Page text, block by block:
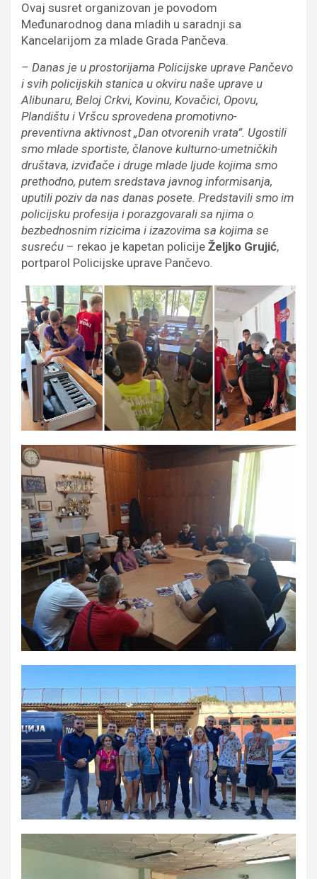
Ovaj susret organizovan je povodom
Međunarodnog dana mladih u saradnji sa
Kancelarijom za mlade Grada Pančeva.
– Danas je u prostorijama Policijske uprave Pančevo
i svih policijskih stanica u okviru naše uprave u
Alibunaru, Beloj Crkvi, Kovinu, Kovačici, Opovu,
Plandištu i Vršcu sprovedena promotivno-
preventivna aktivnost „Dan otvorenih vrata”. Ugostili
smo mlade sportiste, članove kulturno-umetničkih
društava, izviđače i druge mlade ljude kojima smo
prethodno, putem sredstava javnog informisanja,
uputili poziv da nas danas posete. Predstavili smo im
policijsku profesija i porazgovarali sa njima o
bezbednosnim rizicima i izazovima sa kojima se
susreću – rekao je kapetan policije Željko Grujić,
portparol Policijske uprave Pančevo.